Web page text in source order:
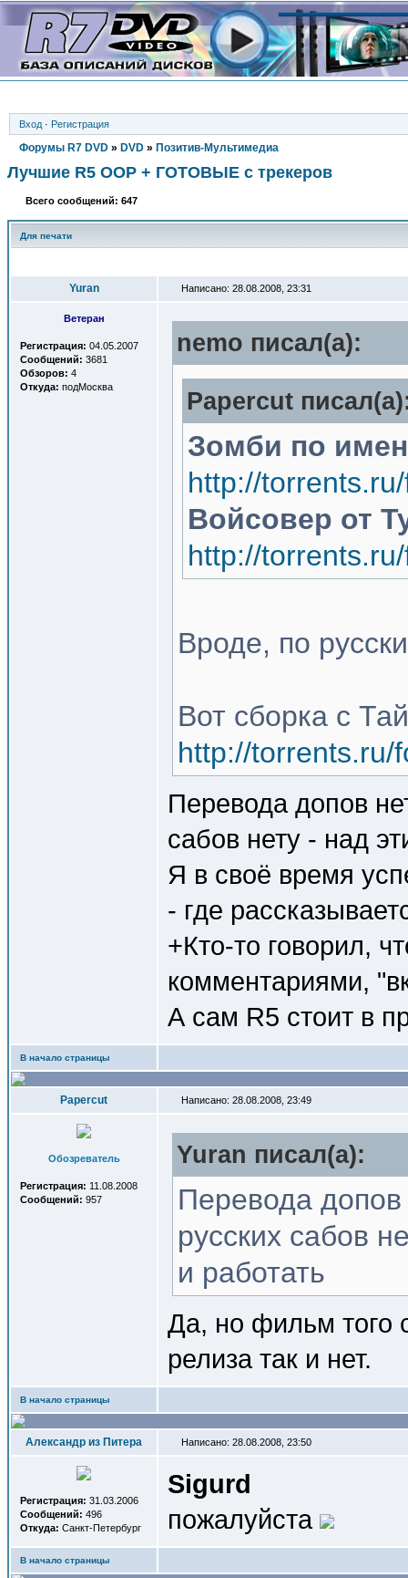
Вход · Регистрация
Форумы R7 DVD » DVD » Позитив-Мультимедиа
Лучшие R5 OOP + ГОТОВЫЕ с трекеров
Всего сообщений: 647
Для печати
Yuran Написано: 28.08.2008, 23:31
Ветеран
Регистрация: 04.05.2007
Сообщений: 3681
Обзоров: 4
Откуда: подМосква
nemo писал(a):
Papercut
Зомби по
http://
Войсовер от
http://
Вроде, по
Вот сборка с
http://torrents.ru/
Перевода допов
сабов нету - над
Я в своё время
- где
+Кто-то говорил,
комментариями,
А сам R5 стоит в
В начало страницы
Papercut Написано: 28.08.2008, 23:49
Обозреватель
Регистрация: 11.08.2008
Сообщений: 957
Yuran писал(a):
Перевода допов
русских сабов
и работать
Да, но фильм того
релиза так и нет.
В начало страницы
Александр из Питера Написано: 28.08.2008, 23:50
Регистрация: 31.03.2006
Сообщений: 496
Откуда: Санкт-Петербург
Sigurd
пожалуйста
В начало страницы